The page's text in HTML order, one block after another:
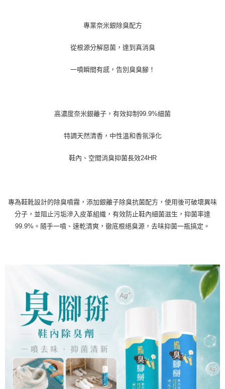
時審查核予不同之上限額度；若仍有額度不足之情形，本公司將視審查結果
恩沛科技股份有限公司將有權停止該用戶之使用額度並採取法律行動。
專業奈米銀除臭配方
從根源分解惡菌，達到真消臭
一噴瞬間有感，告別臭臭腳！
高濃度奈米銀離子，有效抑制99.9%細菌
特調天然清香，中性溫和香氛淨化
鞋內、空間消臭抑菌長效24HR
專為鞋靴設計的除臭噴霧，添加銀離子除臭抗菌配方，使用後可破壞異味
分子，並阻止污垢滲入皮革組織，有效防止鞋內細菌滋生，抑菌率達
99.9%。隨手一噴、速乾清爽，徹底根絕臭源，去味抑菌一瓶搞定。